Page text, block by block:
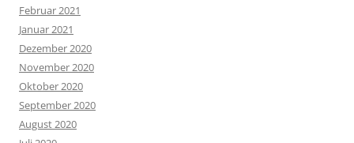
Februar 2021
Januar 2021
Dezember 2020
November 2020
Oktober 2020
September 2020
August 2020